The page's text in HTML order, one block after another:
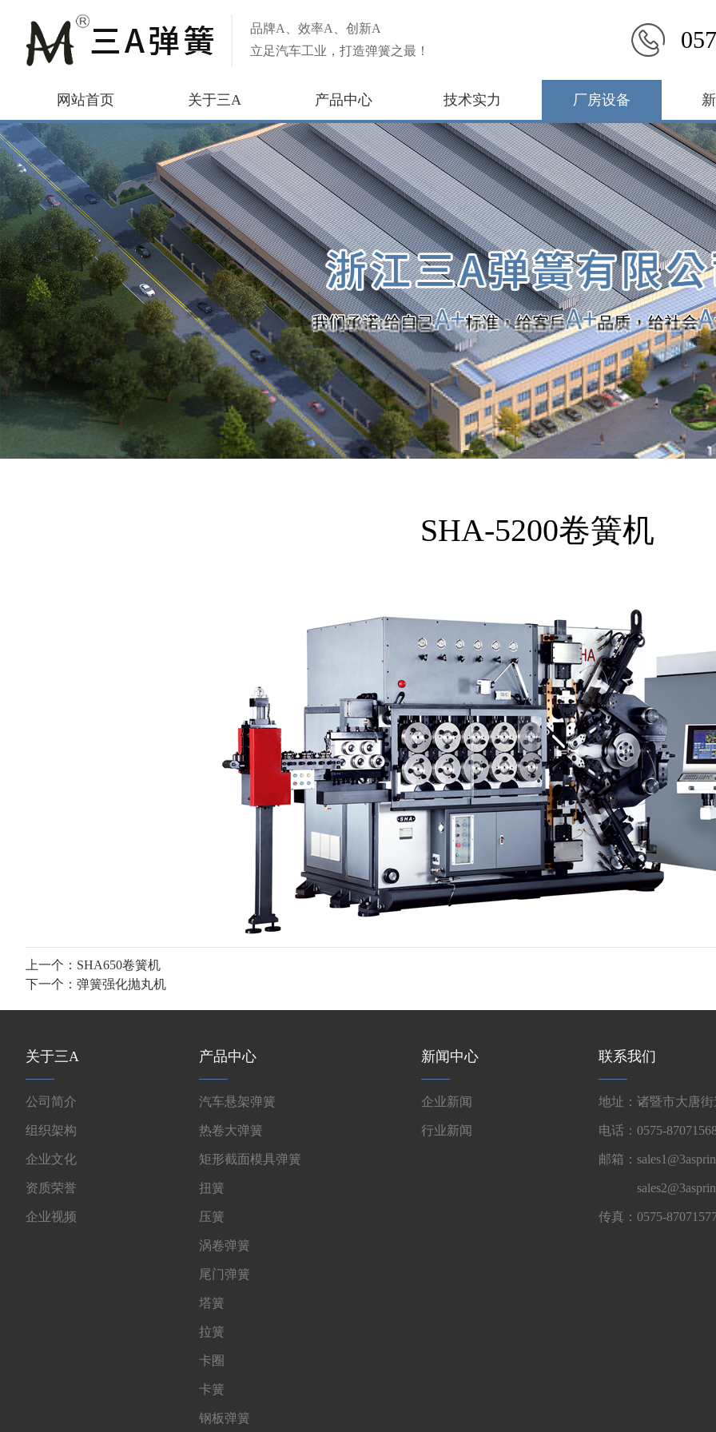
品牌A、效率A、创新A
立足汽车工业，打造弹簧之最！
网站首页 关于三A 产品中心 技术实力 厂房设备
SHA-5200卷簧机
上一个： SHA650卷簧机
下一个： 弹簧强化抛丸机
关于三A
公司简介
组织架构
企业文化
资质荣誉
企业视频
产品中心
汽车悬架弹簧
热卷大弹簧
矩形截面模具弹簧
扭簧
压簧
涡卷弹簧
尾门弹簧
塔簧
拉簧
卡圈
卡簧
钢板弹簧
新闻中心
企业新闻
行业新闻
联系我们
地址：诸暨市大唐
电话：0575-
邮箱：
传真：0575-